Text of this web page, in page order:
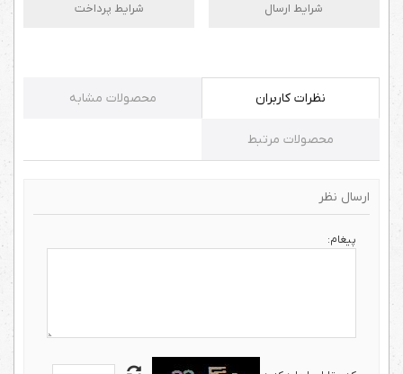
شرایط ارسال شرایط پرداخت
نظرات کاربران محصولات مشابه
محصولات مرتبط
ارسال نظر
پیغام: